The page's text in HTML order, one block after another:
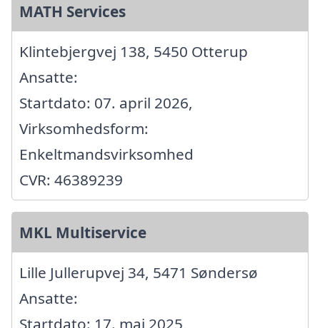
MATH Services
Klintebjergvej 138, 5450 Otterup
Ansatte:
Startdato: 07. april 2026,
Virksomhedsform:
Enkeltmandsvirksomhed
CVR: 46389239
MKL Multiservice
Lille Jullerupvej 34, 5471 Søndersø
Ansatte:
Startdato: 17. maj 2025,